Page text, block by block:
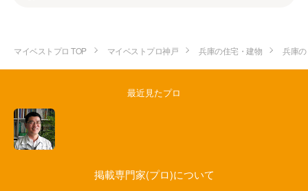
マイベストプロ TOP マイベストプロ神戸 兵庫の住宅・建物 兵庫
最近見たプロ
掲載専門家(プロ)について